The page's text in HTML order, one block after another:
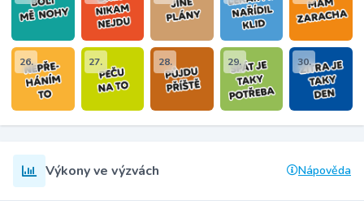
26. 27. 28. 29. 30.
Výkony ve výzvách Nápověda